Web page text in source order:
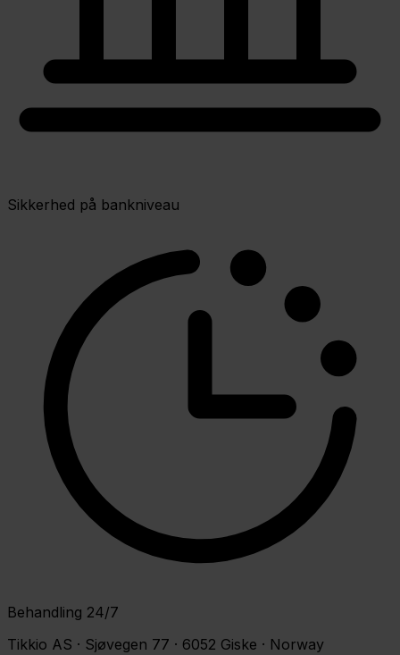
Sikkerhed på bankniveau
Behandling 24/7
Tikkio AS · Sjøvegen 77 · 6052 Giske · Norway